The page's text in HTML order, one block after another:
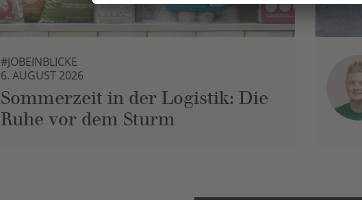
#JOBEINBLICKE
6. AUGUST 2026
Sommerzeit in der Logistik: Die
Ruhe vor dem Sturm